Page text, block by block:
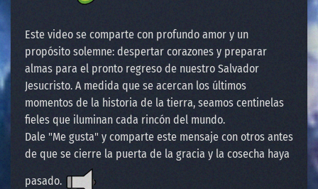
Este video se comparte con profundo amor y un
propósito solemne: despertar corazones y preparar
almas para el pronto regreso de nuestro Salvador
Jesucristo. A medida que se acercan los últimos
momentos de la historia de la tierra, seamos centinelas
fieles que iluminan cada rincón del mundo.
Dale "Me gusta" y comparte este mensaje con otros antes
de que se cierre la puerta de la gracia y la cosecha haya
pasado.